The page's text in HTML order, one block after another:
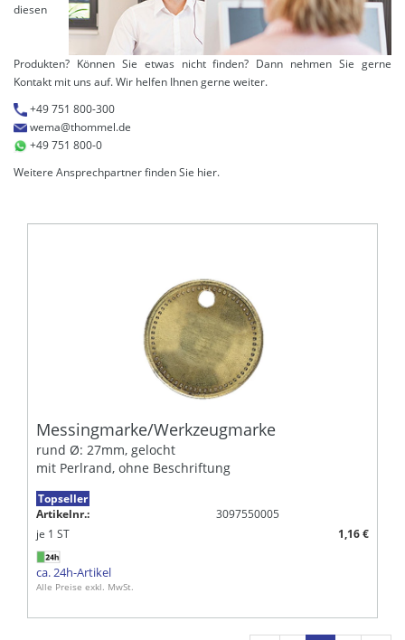
diesen
Produkten? Können Sie etwas nicht finden? Dann nehmen Sie gerne
Kontakt mit uns auf. Wir helfen Ihnen gerne weiter.
+49 751 800-300
wema@thommel.de
+49 751 800-0
Weitere Ansprechpartner finden Sie hier.
Messingmarke/Werkzeugmarke
rund Ø: 27mm, gelocht
mit Perlrand, ohne Beschriftung
Topseller
Artikelnr.:
3097550005
je 1 ST 1,16 €
ca. 24h-Artikel
Alle Preise exkl. MwSt.